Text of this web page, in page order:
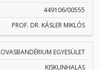
449106/00555
PROF. DR. KÁSLER MIKLÓS
EGYESÜLET
KISKUNHALAS